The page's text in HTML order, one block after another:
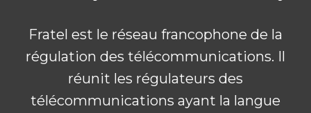
Fratel est le réseau francophone de la
régulation des télécommunications. Il
réunit les régulateurs des
télécommunications ayant la langue